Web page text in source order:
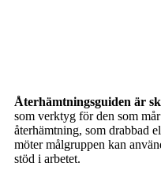
Återhämtningsguiden är
som verktyg för den som
återhämtning, som drabbad
möter målgruppen kan
stöd i arbetet.